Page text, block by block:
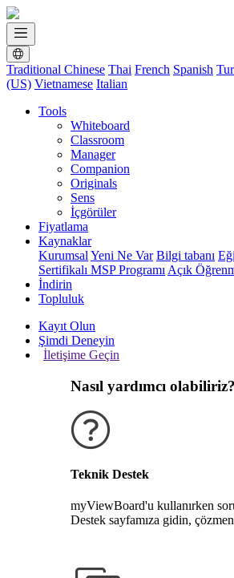
Traditional Chinese Thai French Spanish
(US) Vietnamese Italian
Tools
Whiteboard
Classroom
Manager
Companion
Originals
Sens
İçgörüler
Fiyatlama
Kaynaklar
Kurumsal Yeni Ne Var Bilgi tabanı
Sertifikalı MSP Programı Açık
İndirin
Topluluk
Kayıt Olun
Şimdi Deneyin
İletişime Geçin
Nasıl yardımcı olabiliriz?
Teknik Destek
myViewBoard'u kullanırken
Destek sayfamıza gidin,